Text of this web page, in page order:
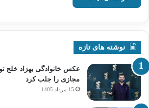
نوشته های تازه
عکس خانوادگی بهزاد خلج
مجازی را جلب کرد
15 مرداد 1405